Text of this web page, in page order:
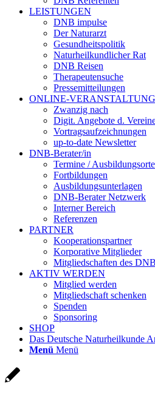
LEISTUNGEN
DNB impulse
Der Naturarzt
Gesundheitspolitik
Naturheilkundlicher Rat
DNB Reisen
Therapeutensuche
Pressemitteilungen
ONLINE-
Zwanzig nach
Digit. Angebote d.
Vortragsaufzeichnungen
up-to-date Newsletter
DNB-Berater/in
Termine / Ausbildungsorte
Fortbildungen
Ausbildungsunterlagen
DNB-Berater Netzwerk
Interner Bereich
Referenzen
PARTNER
Kooperationspartner
Korporative Mitglieder
Mitgliedschaften des DNB
AKTIV WERDEN
Mitglied werden
Mitgliedschaft schenken
Spenden
Sponsoring
SHOP
Das Deutsche Naturheilkunde
Menü Menü